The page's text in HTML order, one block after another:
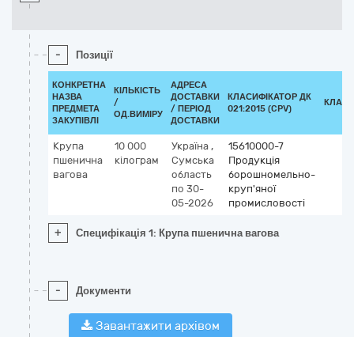
- Позиції
КОНКРЕТНА
НАЗВА
ПРЕДМЕТА
ЗАКУПІВЛІ
КІЛЬКІСТЬ
/
ОД.ВИМІРУ
АДРЕСА
ДОСТАВКИ
/ ПЕРІОД
ДОСТАВКИ
КЛАСИФІКАТОР ДК
021:2015 (CPV)
Крупа
пшенична
вагова
10 000
кілограм
Україна ,
Сумська
область
по 30-
05-2026
15610000-7
Продукція
борошномельно-
круп'яної
промисловості
+ Специфікація 1: Крупа пшенична вагова
- Документи
Завантажити архівом